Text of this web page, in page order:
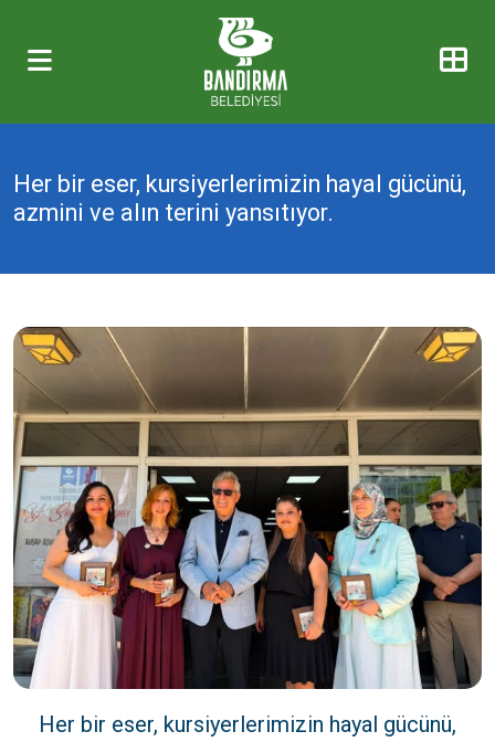
Her bir eser, kursiyerlerimizin hayal gücünü,
azmini ve alın terini yansıtıyor.
Her bir eser, kursiyerlerimizin hayal gücünü,